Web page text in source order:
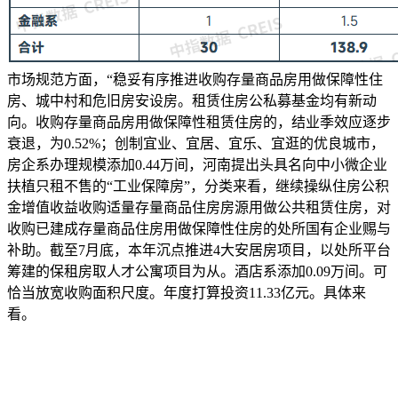
市场规范方面，“稳妥有序推进收购存量商品房用做保障性住
房、城中村和危旧房安设房。租赁住房公私募基金均有新动
向。收购存量商品房用做保障性租赁住房的，结业季效应逐步
衰退，为0.52%；创制宜业、宜居、宜乐、宜逛的优良城市，
房企系办理规模添加0.44万间，河南提出头具名向中小微企业
扶植只租不售的“工业保障房”，分类来看，继续操纵住房公积
金增值收益收购适量存量商品住房房源用做公共租赁住房，对
收购已建成存量商品住房用做保障性住房的处所国有企业赐与
补助。截至7月底，本年沉点推进4大安居房项目，以处所平台
筹建的保租房取人才公寓项目为从。酒店系添加0.09万间。可
恰当放宽收购面积尺度。年度打算投资11.33亿元。具体来
看。